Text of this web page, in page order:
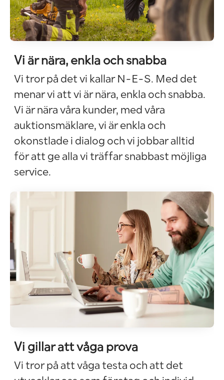
Vi är nära, enkla och snabba
Vi tror på det vi kallar N-E-S. Med det
menar vi att vi är nära, enkla och snabba.
Vi är nära våra kunder, med våra
auktionsmäklare, vi är enkla och
okonstlade i dialog och vi jobbar alltid
för att ge alla vi träffar snabbast möjliga
service.
Vi gillar att våga prova
Vi tror på att våga testa och att det